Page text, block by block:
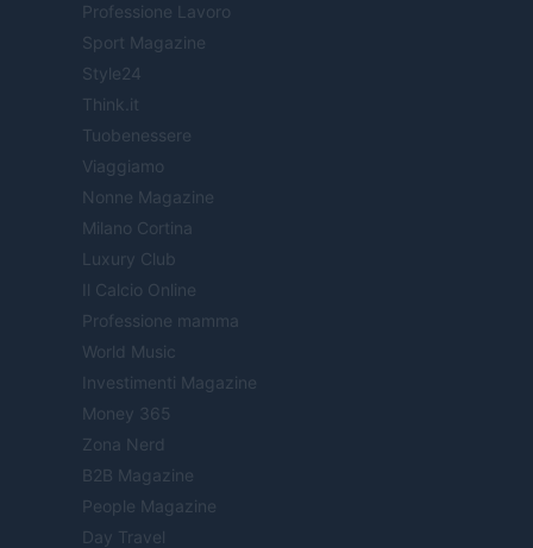
Professione Lavoro
Sport Magazine
Style24
Think.it
Tuobenessere
Viaggiamo
Nonne Magazine
Milano Cortina
Luxury Club
Il Calcio Online
Professione mamma
World Music
Investimenti Magazine
Money 365
Zona Nerd
B2B Magazine
People Magazine
Day Travel